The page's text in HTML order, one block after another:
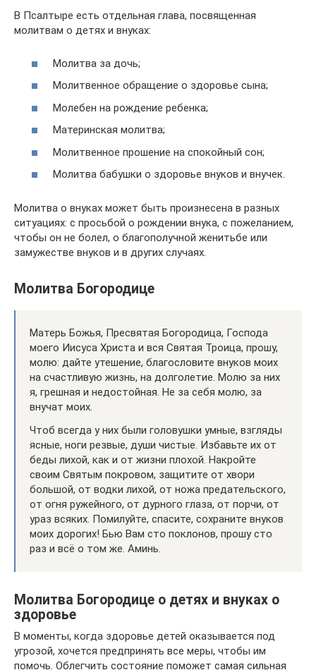
В Псалтыре есть отдельная глава, посвященная
молитвам о детях и внуках:
Молитва за дочь;
Молитвенное обращение о здоровье сына;
Молебен на рождение ребенка;
Материнская молитва;
Молитвенное прошение на спокойный сон;
Молитва бабушки о здоровье внуков и внучек.
Молитва о внуках может быть произнесена в разных
ситуациях: с просьбой о рождении внука, с пожеланием,
чтобы он не болел, о благополучной женитьбе или
замужестве внуков и в других случаях.
Молитва Богородице
Матерь Божья, Пресвятая Богородица, Господа
моего Иисуса Христа и вся Святая Троица, прошу,
молю: дайте утешение, благословите внуков моих
на счастливую жизнь, на долголетие. Молю за них
я, грешная и недостойная. Не за себя молю, за
внучат моих.
Чтоб всегда у них были головушки умные, взгляды
ясные, ноги резвые, души чистые. Избавьте их от
беды лихой, как и от жизни плохой. Накройте
своим Святым покровом, защитите от хвори
большой, от водки лихой, от ножа предательского,
от огня ружейного, от дурного глаза, от порчи, от
ураз всяких. Помилуйте, спасите, сохраните внуков
моих дорогих! Бью Вам сто поклонов, прошу сто
раз и всё о том же. Аминь.
Молитва Богородице о детях и внуках о
здоровье
В моменты, когда здоровье детей оказывается под
угрозой, хочется предпринять все меры, чтобы им
помочь. Облегчить состояние поможет самая сильная